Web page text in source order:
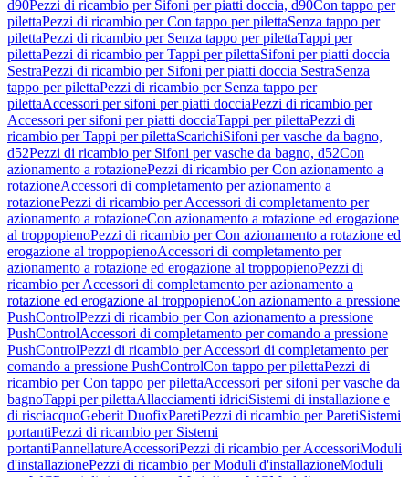
d90Pezzi di ricambio per Sifoni per piatti doccia, d90Con tappo per
pilettaPezzi di ricambio per Con tappo per pilettaSenza tappo per
pilettaPezzi di ricambio per Senza tappo per pilettaTappi per
pilettaPezzi di ricambio per Tappi per pilettaSifoni per piatti doccia
SestraPezzi di ricambio per Sifoni per piatti doccia SestraSenza
tappo per pilettaPezzi di ricambio per Senza tappo per
pilettaAccessori per sifoni per piatti docciaPezzi di ricambio per
Accessori per sifoni per piatti docciaTappi per pilettaPezzi di
ricambio per Tappi per pilettaScarichiSifoni per vasche da bagno,
d52Pezzi di ricambio per Sifoni per vasche da bagno, d52Con
azionamento a rotazionePezzi di ricambio per Con azionamento a
rotazioneAccessori di completamento per azionamento a
rotazionePezzi di ricambio per Accessori di completamento per
azionamento a rotazioneCon azionamento a rotazione ed erogazione
al troppopienoPezzi di ricambio per Con azionamento a rotazione ed
erogazione al troppopienoAccessori di completamento per
azionamento a rotazione ed erogazione al troppopienoPezzi di
ricambio per Accessori di completamento per azionamento a
rotazione ed erogazione al troppopienoCon azionamento a pressione
PushControlPezzi di ricambio per Con azionamento a pressione
PushControlAccessori di completamento per comando a pressione
PushControlPezzi di ricambio per Accessori di completamento per
comando a pressione PushControlCon tappo per pilettaPezzi di
ricambio per Con tappo per pilettaAccessori per sifoni per vasche da
bagnoTappi per pilettaAllacciamenti idriciSistemi di installazione e
di risciacquoGeberit DuofixParetiPezzi di ricambio per ParetiSistemi
portantiPezzi di ricambio per Sistemi
portantiPannellatureAccessoriPezzi di ricambio per AccessoriModuli
d'installazionePezzi di ricambio per Moduli d'installazioneModuli